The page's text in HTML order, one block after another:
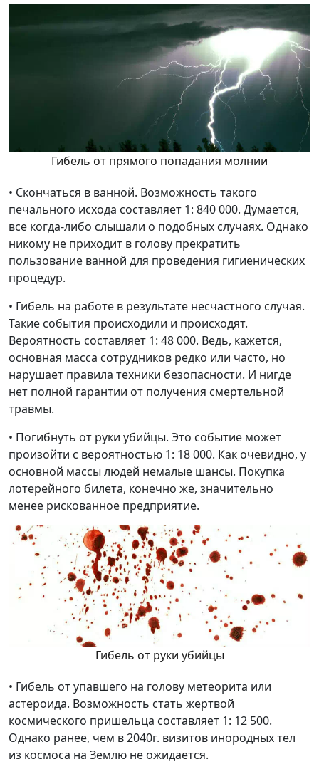
Гибель от прямого попадания молнии
• Скончаться в ванной. Возможность такого
печального исхода составляет 1: 840 000. Думается,
все когда-либо слышали о подобных случаях. Однако
никому не приходит в голову прекратить
пользование ванной для проведения гигиенических
процедур.
• Гибель на работе в результате несчастного случая.
Такие события происходили и происходят.
Вероятность составляет 1: 48 000. Ведь, кажется,
основная масса сотрудников редко или часто, но
нарушает правила техники безопасности. И нигде
нет полной гарантии от получения смертельной
травмы.
• Погибнуть от руки убийцы. Это событие может
произойти с вероятностью 1: 18 000. Как очевидно, у
основной массы людей немалые шансы. Покупка
лотерейного билета, конечно же, значительно
менее рискованное предприятие.
Гибель от руки убийцы
• Гибель от упавшего на голову метеорита или
астероида. Возможность стать жертвой
космического пришельца составляет 1: 12 500.
Однако ранее, чем в 2040г. визитов инородных тел
из космоса на Землю не ожидается.